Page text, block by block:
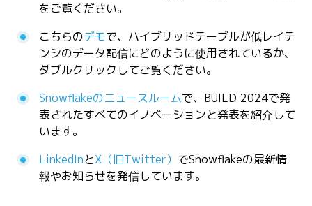
をご覧ください。
こちらのデモで、ハイブリッドテーブルが低レイテ
ンシのデータ配信にどのように使用されているか、
ダブルクリックしてご覧ください。
Snowflakeのニュースルームで、BUILD 2024で発
表されたすべてのイノベーションと発表を紹介して
います。
LinkedInとX（旧Twitter） でSnowflakeの最新情
報やお知らせを発信しています。